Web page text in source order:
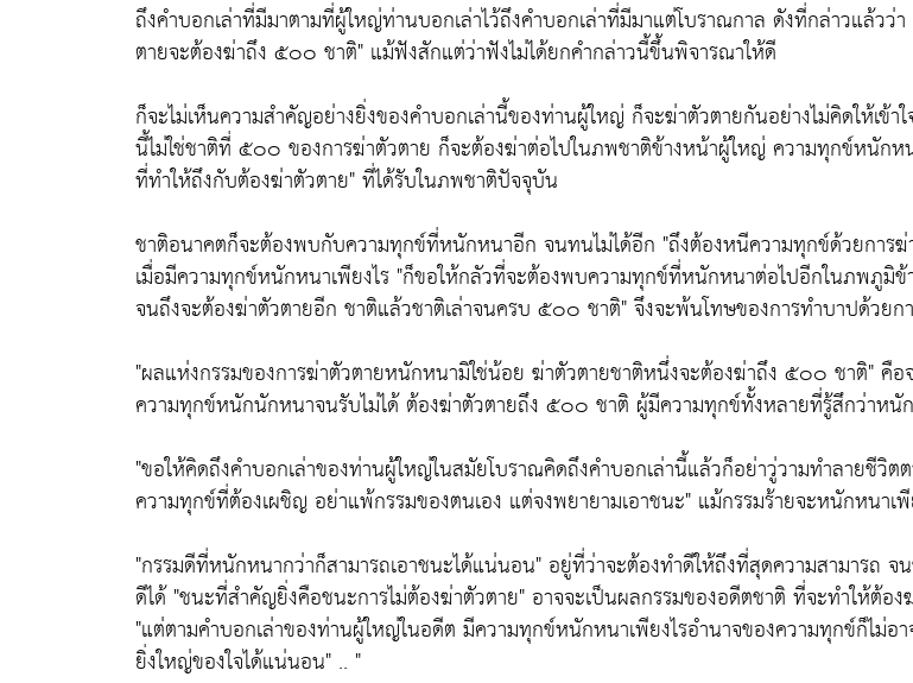
ถึงคำบอกเล่าที่มีมาตามที่ผู้ใหญ่ท่านบอกเล่าไว้ถึงคำบอกเล่าที่มีมาแต่โบราณกาล ดังที่กล่าวแล้วว่า
ตายจะต้องฆ่าถึง ๕๐๐ ชาติ" แม้ฟังสักแต่ว่าฟังไม่ได้ยกคำกล่าวนี้ขึ้นพิจารณาให้ดี
ก็จะไม่เห็นความสำคัญอย่างยิ่งของคำบอกเล่านี้ของท่านผู้ใหญ่ ก็จะฆ่าตัวตายกันอย่างไม่คิดให้เข้าใ
นี้ไม่ใช่ชาติที่ ๕๐๐ ของการฆ่าตัวตาย ก็จะต้องฆ่าต่อไปในภพชาติข้างหน้าผู้ใหญ่ ความทุกข์หนักห
ที่ทำให้ถึงกับต้องฆ่าตัวตาย"ที่ได้รับในภพชาติปัจจุบัน
ชาติอนาคตก็จะต้องพบกับความทุกข์ที่หนักหนาอีก จนทนไม่ได้อีก "ถึงต้องหนีความทุกข์ด้วยการ
เมื่อมีความทุกข์หนักหนาเพียงไร "ก็ขอให้กลัวที่จะต้องพบความทุกข์ที่หนักหนาต่อไปอีกในภพภูมิข้
จนถึงจะต้องฆ่าตัวตายอีก ชาติแล้วชาติเล่าจนครบ ๕๐๐ ชาติ"จึงจะพ้นโทษของการทำบาปด้วยก
"ผลแห่งกรรมของการฆ่าตัวตายหนักหนามิใช่น้อย ฆ่าตัวตายชาติหนึ่งจะต้องฆ่าถึง ๕๐๐ ชาติ"คือ
ความทุกข์หนักนักหนาจนรับไม่ได้ ต้องฆ่าตัวตายถึง ๕๐๐ ชาติ ผู้มีความทุกข์ทั้งหลายที่รู้สึกว่าหนั
"ขอให้คิดถึงคำบอกเล่าของท่านผู้ใหญ่ในสมัยโบราณคิดถึงคำบอกเล่านี้แล้วก็อย่าวู่วามทำลายชีวิต
ความทุกข์ที่ต้องเผชิญ อย่าแพ้กรรมของตนเอง แต่จงพยายามเอาชนะ" แม้กรรมร้ายจะหนักหนาเพี
"กรรมดีที่หนักหนากว่าก็สามารถเอาชนะได้แน่นอน"อยู่ที่ว่าจะต้องทำดีให้ถึงที่สุดความสามารถ จ
ดีได้ "ชนะที่สำคัญยิ่งคือชนะการไม่ต้องฆ่าตัวตาย" อาจจะเป็นผลกรรมของอดีตชาติ ที่จะทำให้ต้อง
"แต่ตามคำบอกเล่าของท่านผู้ใหญ่ในอดีต มีความทุกข์หนักหนาเพียงไรอำนาจของความทุกข์ก็ไม่อ
ยิ่งใหญ่ของใจได้แน่นอน" .. "